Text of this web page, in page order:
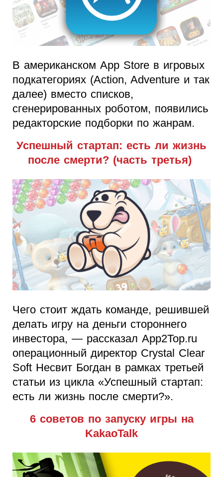
В американском App Store в игровых
подкатегориях (Action, Adventure и так
далее) вместо списков,
сгенерированных роботом, появились
редакторские подборки по жанрам.
Успешный стартап: есть ли жизнь
после смерти? (часть третья)
Чего стоит ждать команде, решившей
делать игру на деньги стороннего
инвестора, — рассказал App2Top.ru
операционный директор Crystal Clear
Soft Несвит Богдан в рамках третьей
статьи из цикла «Успешный стартап:
есть ли жизнь после смерти?».
6 cоветов по запуску игры на
KakaoTalk